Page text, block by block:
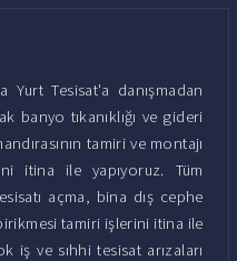
Yurt Tesisat'a danışmadan
banyo tıkanıklığı ve gideri
tamiri ve montajı
itina ile yapıyoruz. Tüm
açma, bina dış cephe
tamiri işlerini itina ile
ve sıhhi tesisat arızaları